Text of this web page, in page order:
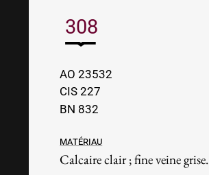
308
AO 23532
CIS 227
BN 832
Matériau
Calcaire clair ; fine veine grise.